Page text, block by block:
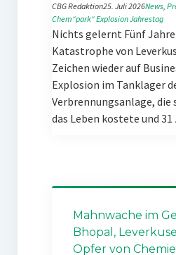
CBG Redaktion25. Juli 2026News,
Chem“park“ExplosionJahrestag
Nichts gelernt Fünf
Katastrophe von
Zeichen wieder auf
Explosion im Tanklager
Verbrennungsanlage, die
das Leben kostete und
Mahnwache im
Bhopal,
Opfer von